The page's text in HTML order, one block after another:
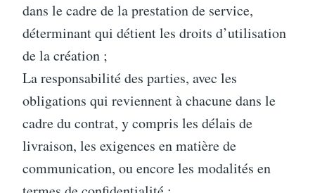
dans le cadre de la prestation de service,
déterminant qui détient les droits d’utilisation
de la création ;
La responsabilité des parties, avec les
obligations qui reviennent à chacune dans le
cadre du contrat, y compris les délais de
livraison, les exigences en matière de
communication, ou encore les modalités en